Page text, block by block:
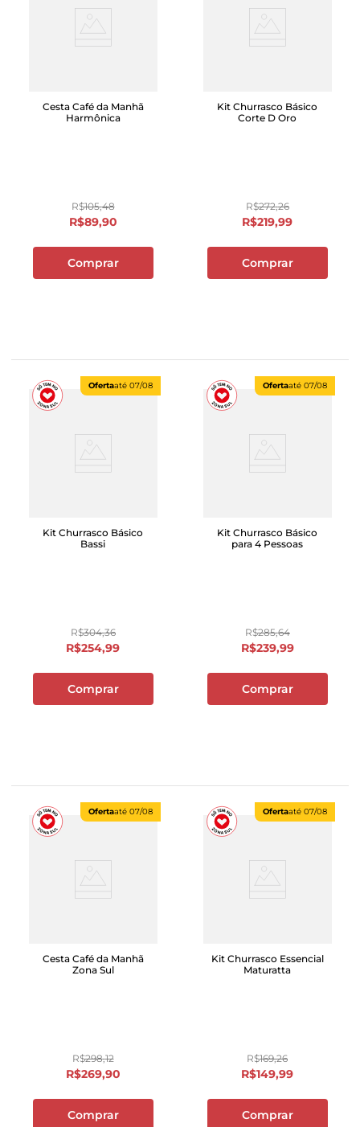
Cesta Café da Manhã
Harmônica
R$105,48
R$89,90
Comprar
Kit Churrasco Básico
Corte D Oro
R$272,26
R$219,99
Comprar
Ofertaaté 07/08
Kit Churrasco Básico
Bassi
R$304,36
R$254,99
Comprar
Ofertaaté 07/08
Kit Churrasco Básico
para 4 Pessoas
R$285,64
R$239,99
Comprar
Ofertaaté 07/08
Cesta Café da Manhã
Zona Sul
R$298,12
R$269,90
Comprar
Ofertaaté 07/08
Kit Churrasco Essencial
Maturatta
R$169,26
R$149,99
Comprar